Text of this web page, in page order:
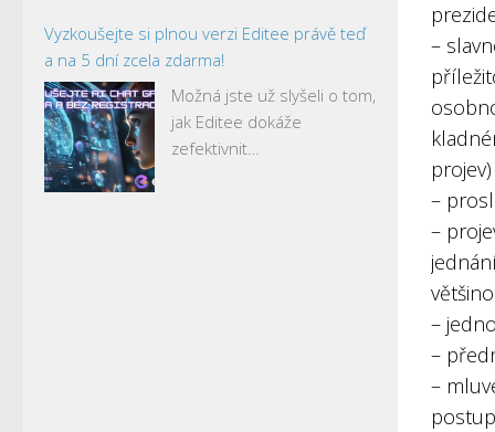
–
projev)
–
–
–
–
–
Vyzkoušejte si plnou verzi Editee právě teď
a na 5 dní zcela zdarma!
Možná jste už slyšeli o tom,
jak Editee dokáže
zefektivnit…